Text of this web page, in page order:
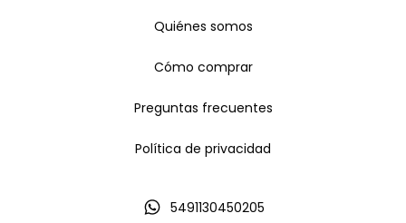
Quiénes somos
Cómo comprar
Preguntas frecuentes
Política de privacidad
5491130450205